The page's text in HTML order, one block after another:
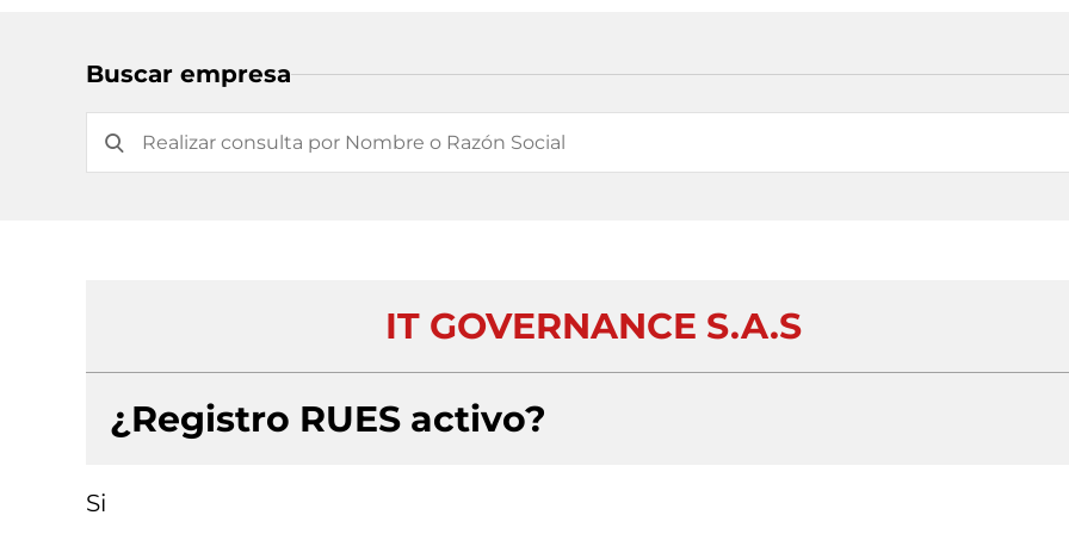
Buscar empresa
IT GOVERNANCE S.A.S
¿Registro RUES activo?
Si